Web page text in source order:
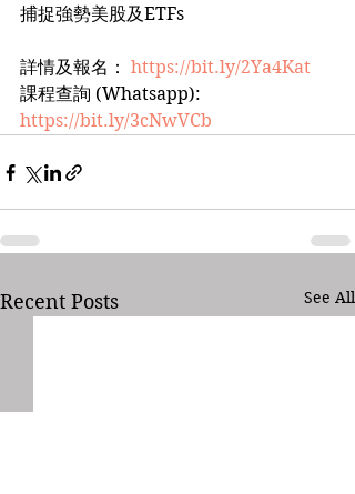
捕捉強勢美股及ETFs
詳情及報名： https://bit.ly/2Ya4Kat
課程查詢 (Whatsapp):
https://bit.ly/3cNwVCb
Recent Posts See All